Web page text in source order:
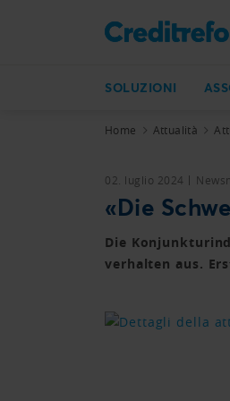
SOLUZIONI
Home Attualità
02. luglio 2024
«Die
Die
verhalten aus.